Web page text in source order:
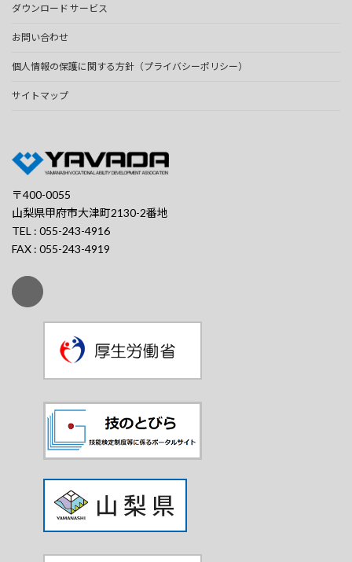
ダウンロード サービス
お問い合わせ
個人情報の保護に関する方針（プライバシーポリシー）
サイトマップ
〒400-0055
山梨県甲府市大津町2130-2番地
TEL : 055-243-4916
FAX : 055-243-4919